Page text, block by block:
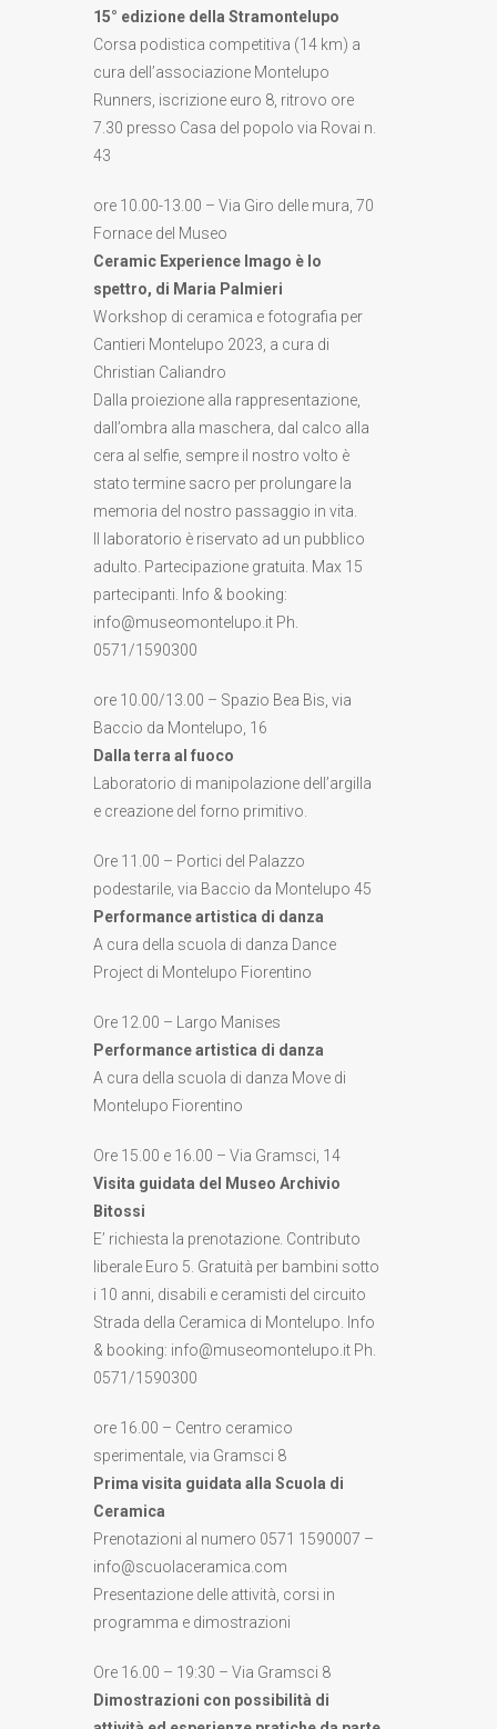
15° edizione della Stramontelupo
Corsa podistica competitiva (14 km) a
cura dell’associazione Montelupo
Runners, iscrizione euro 8, ritrovo ore
7.30 presso Casa del popolo via Rovai n.
43
ore 10.00-13.00 – Via Giro delle mura, 70
Fornace del Museo
Ceramic Experience Imago è lo
spettro, di Maria Palmieri
Workshop di ceramica e fotografia per
Cantieri Montelupo 2023, a cura di
Christian Caliandro
Dalla proiezione alla rappresentazione,
dall’ombra alla maschera, dal calco alla
cera al selfie, sempre il nostro volto è
stato termine sacro per prolungare la
memoria del nostro passaggio in vita.
Il laboratorio è riservato ad un pubblico
adulto. Partecipazione gratuita. Max 15
partecipanti. Info & booking:
info@museomontelupo.it Ph.
0571/1590300
ore 10.00/13.00 – Spazio Bea Bis, via
Baccio da Montelupo, 16
Dalla terra al fuoco
Laboratorio di manipolazione dell’argilla
e creazione del forno primitivo.
Ore 11.00 – Portici del Palazzo
podestarile, via Baccio da Montelupo 45
Performance artistica di danza
A cura della scuola di danza Dance
Project di Montelupo Fiorentino
Ore 12.00 – Largo Manises
Performance artistica di danza
A cura della scuola di danza Move di
Montelupo Fiorentino
Ore 15.00 e 16.00 – Via Gramsci, 14
Visita guidata del Museo Archivio
Bitossi
E’ richiesta la prenotazione. Contributo
liberale Euro 5. Gratuità per bambini sotto
i 10 anni, disabili e ceramisti del circuito
Strada della Ceramica di Montelupo. Info
& booking: info@museomontelupo.it Ph.
0571/1590300
ore 16.00 – Centro ceramico
sperimentale, via Gramsci 8
Prima visita guidata alla Scuola di
Ceramica
Prenotazioni al numero 0571 1590007 –
info@scuolaceramica.com
Presentazione delle attività, corsi in
programma e dimostrazioni
Ore 16.00 – 19:30 – Via Gramsci 8
Dimostrazioni con possibilità di